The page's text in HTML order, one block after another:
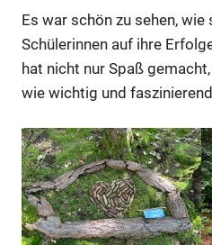
Es war schön zu sehen,
Schülerinnen auf ihre
hat nicht nur Spaß
wie wichtig und